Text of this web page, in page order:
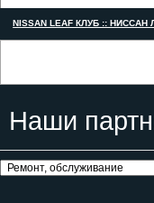
NISSAN LEAF КЛУБ ::
Наши